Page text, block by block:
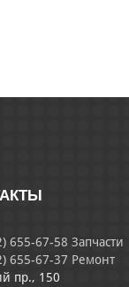
655-67-58 Запчасти
655-67-37 Ремонт
пр., 150